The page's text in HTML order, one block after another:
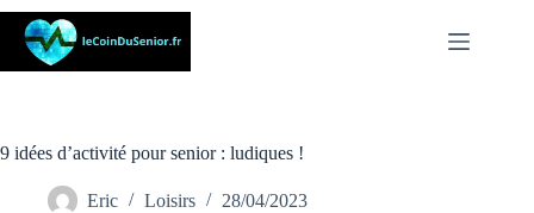
Passer
contenu
9 idées d’activité pour senior : ludiques !
Eric Loisirs 28/04/2023